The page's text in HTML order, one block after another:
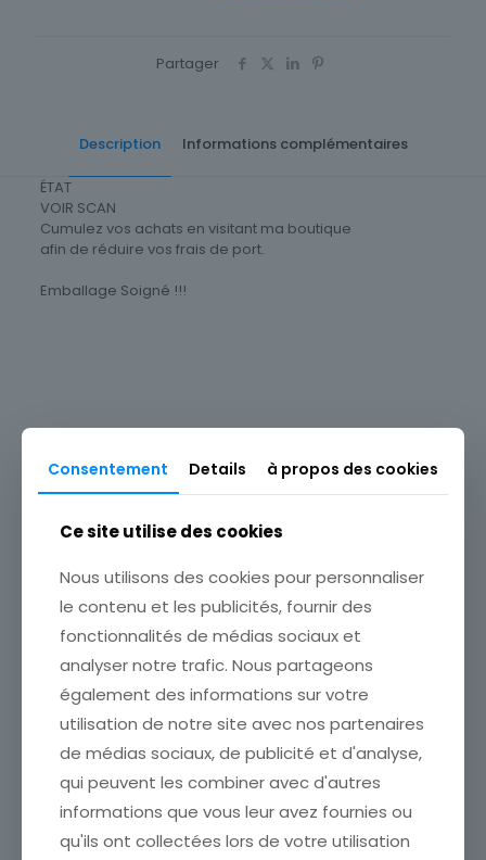
Partager
Description Informations complémentaires
ÉTAT
VOIR SCAN
Cumulez vos achats en visitant ma boutique
afin de réduire vos frais de port.
Emballage Soigné !!!
Thème
Produits similaires
LOT DE 50 TIMBRES
DIFFERENTS THEMES
RAPHAEL
LOT DE 8 TIMBRES
ROUMANIE THEMES
FOOTBALL ITALIE 90
ÉTATVOIR SCANCumulez vos
achats en visitant ma
boutiqueafin de réduire vos
frais de port. Emballage
Soigné !!!
Consentement Details à propos des cookies
Ce site utilise des cookies
Nous utilisons des cookies pour personnaliser
le contenu et les publicités, fournir des
fonctionnalités de médias sociaux et
analyser notre trafic. Nous partageons
également des informations sur votre
utilisation de notre site avec nos partenaires
de médias sociaux, de publicité et d'analyse,
qui peuvent les combiner avec d'autres
informations que vous leur avez fournies ou
qu'ils ont collectées lors de votre utilisation